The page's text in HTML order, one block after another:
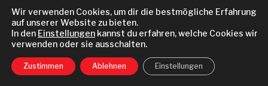
KOOPERATION
DATENSCHUTZERKLÄRUNG
© Geheimtipp Düsseldorf 2022
Wir verwenden Cookies, um dir die bestmögliche Erfahrung
auf unserer Website zu bieten.
In den Einstellungen kannst du erfahren, welche Cookies wir
verwenden oder sie ausschalten.
Zustimmen Ablehnen Einstellungen